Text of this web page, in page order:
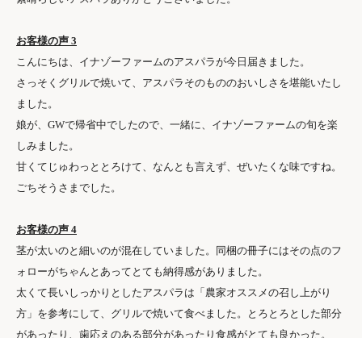
お客様の声 3
こんにちは、イナゾーファームのアスパラが今日届きました。
さっそくグリルで焼いて、アスパラそのもののおいしさを堪能いたし
ました。
娘が、GWで帰省中でしたので、一緒に、イナゾーファームの旬を楽
しみました。
甘くてじゅわっととろけて、なんとも言えず、ぜいたくな味ですね。
ごちそうさまでした。
お客様の声 4
茎が太いのと細いのが混在していました。同梱の冊子にはその点のフ
ォローがちゃんとあってとても納得感がありました。
太くて長いしっかりとしたアスパラは「農家オススメの召し上がり
方」を参考にして、グリルで焼いて食べました。とろとろとした部分
があったり、歯応えのある部分があったり食感がとても良かった。